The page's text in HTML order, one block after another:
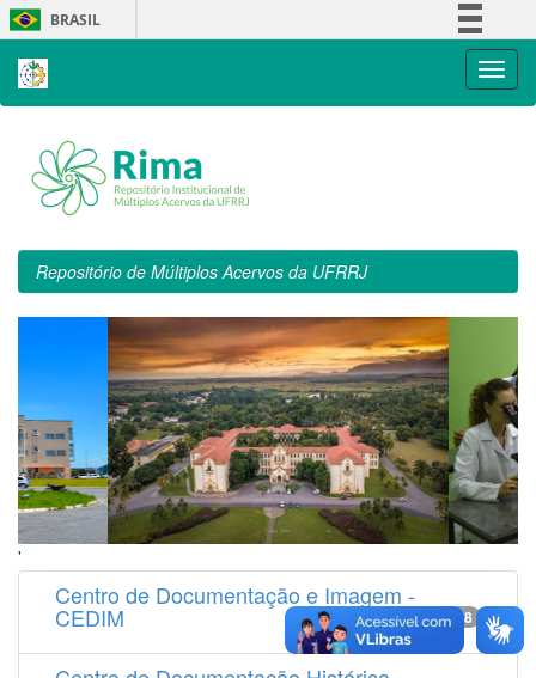
Skip
navigation
BRASIL
Repositório de Múltiplos Acervos da UFRRJ
'
Centro de Documentação e Imagem -
CEDIM 14538